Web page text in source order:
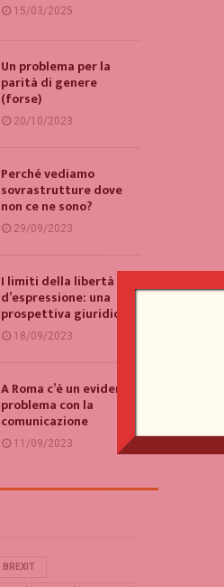
15/03/2025
Un problema per la
parità di genere
(forse)
20/10/2023
Perché vediamo
sovrastrutture dove
non ce ne sono?
29/09/2023
I limiti della libertà
d’espressione: una
prospettiva giuridica
18/09/2023
A Roma c’è un evidente
problema con la
comunicazione
11/09/2023
BREXIT